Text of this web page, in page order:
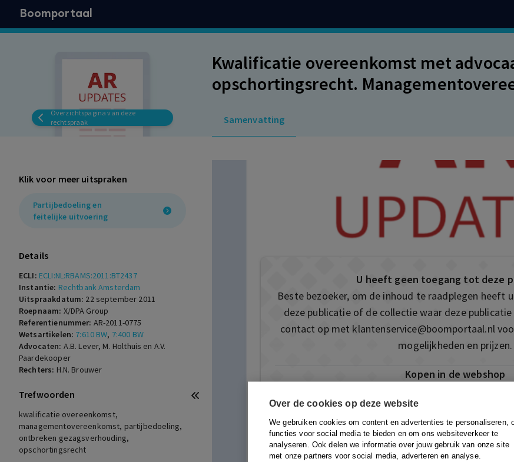
Over de cookies op deze website
We gebruiken cookies om content en advertenties te personaliseren,
functies voor social media te bieden en om ons websiteverkeer te
analyseren. Ook delen we informatie over jouw gebruik van onze site
met onze partners voor social media, adverteren en analyse.
Boomportaal
Overzichtspagina van deze
rechtspraak
Kwalificatie overeenkomst met
opschortingsrecht.
managementovereenkomst te sluiten
Samenvatting
Klik voor meer uitspraken
Partijbedoeling en
feitelijke uitvoering
Details
ECLI: ECLI:NL:RBAMS:2011:BT2437
Instantie: Rechtbank Amsterdam
Uitspraakdatum: 22 september 2011
Roepnaam: X/DPA Group
Referentienummer: AR-2011-0775
Wetsartikelen: 7:610 BW, 7:400 BW
Advocaten: A.B. Lever, M. Holthuis en A.V.
Paardekooper
Rechters: H.N. Brouwer
Trefwoorden
kwalificatie overeenkomst,
managementovereenkomst, partijbedoeling,
ontbreken gezagsverhouding,
opschortingsrecht
U heeft geen toegang tot deze
Beste bezoeker, om de inhoud te raadplegen heeft
deze publicatie of de collectie waar deze
contact op met klantenservice@boomportaal.nl
mogelijkheden en prijzen.
Kopen in de webshop
Deze publicatie is ook te vinden in onze webshop.
ook de mogelijkheid om direct toegang te
Naar de webshop